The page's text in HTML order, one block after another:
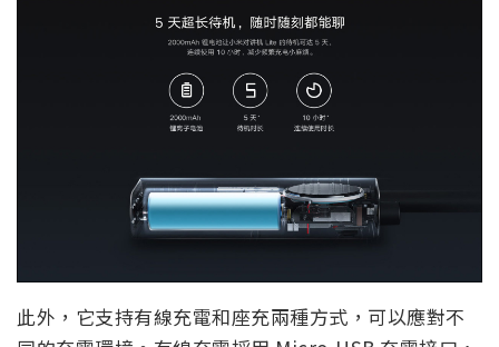
此外，它支持有線充電和座充兩種方式，可以應對不